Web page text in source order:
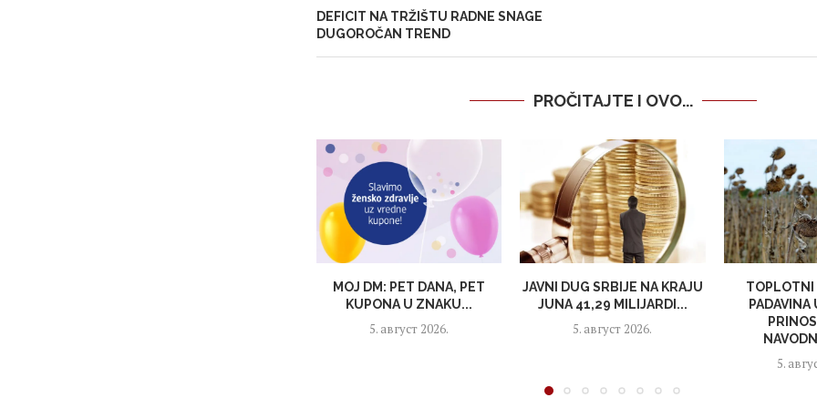
DEFICIT NA TRŽIŠTU RADNE SNAGE
DUGOROČAN TREND
PROČITAJTE I OVO...
MOJ DM: PET DANA, PET
KUPONA U ZNAKU...
5. август 2026.
JAVNI DUG SRBIJE NA KRAJU
JUNA 41,29 MILIJARDI...
5. август 2026.
TOPLOTNI
PADAVINA
5.